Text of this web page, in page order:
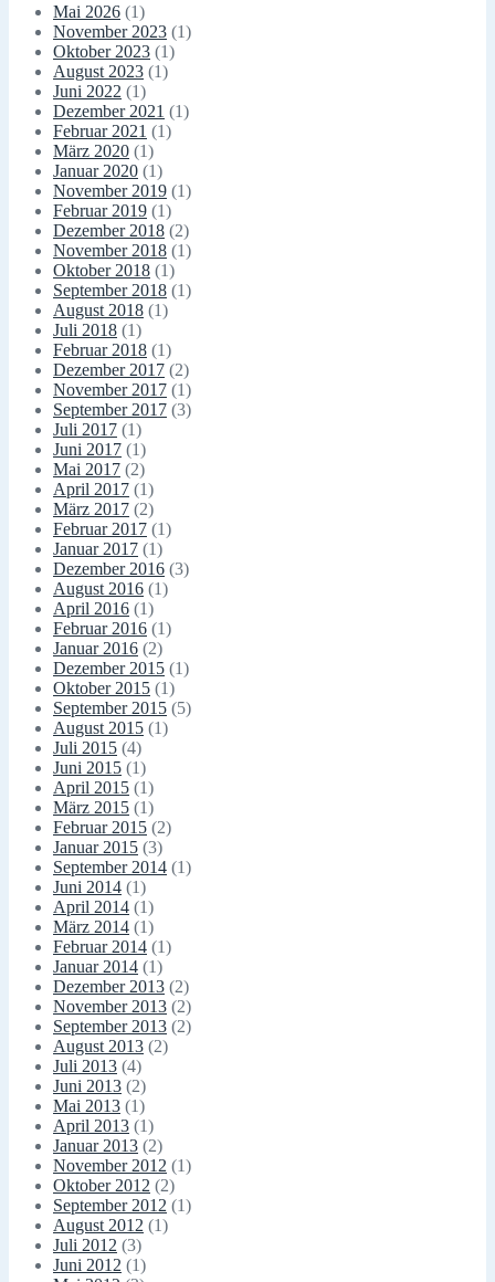
Mai 2026 (1)
November 2023 (1)
Oktober 2023 (1)
August 2023 (1)
Juni 2022 (1)
Dezember 2021 (1)
Februar 2021 (1)
März 2020 (1)
Januar 2020 (1)
November 2019 (1)
Februar 2019 (1)
Dezember 2018 (2)
November 2018 (1)
Oktober 2018 (1)
September 2018 (1)
August 2018 (1)
Juli 2018 (1)
Februar 2018 (1)
Dezember 2017 (2)
November 2017 (1)
September 2017 (3)
Juli 2017 (1)
Juni 2017 (1)
Mai 2017 (2)
April 2017 (1)
März 2017 (2)
Februar 2017 (1)
Januar 2017 (1)
Dezember 2016 (3)
August 2016 (1)
April 2016 (1)
Februar 2016 (1)
Januar 2016 (2)
Dezember 2015 (1)
Oktober 2015 (1)
September 2015 (5)
August 2015 (1)
Juli 2015 (4)
Juni 2015 (1)
April 2015 (1)
März 2015 (1)
Februar 2015 (2)
Januar 2015 (3)
September 2014 (1)
Juni 2014 (1)
April 2014 (1)
März 2014 (1)
Februar 2014 (1)
Januar 2014 (1)
Dezember 2013 (2)
November 2013 (2)
September 2013 (2)
August 2013 (2)
Juli 2013 (4)
Juni 2013 (2)
Mai 2013 (1)
April 2013 (1)
Januar 2013 (2)
November 2012 (1)
Oktober 2012 (2)
September 2012 (1)
August 2012 (1)
Juli 2012 (3)
Juni 2012 (1)